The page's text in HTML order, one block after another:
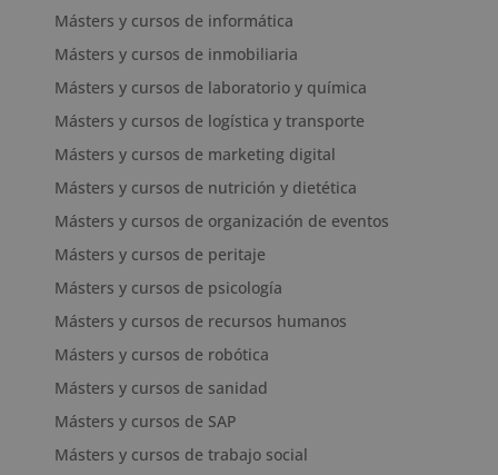
Másters y cursos de informática
Másters y cursos de inmobiliaria
Másters y cursos de laboratorio y química
Másters y cursos de logística y transporte
Másters y cursos de marketing digital
Másters y cursos de nutrición y dietética
Másters y cursos de organización de eventos
Másters y cursos de peritaje
Másters y cursos de psicología
Másters y cursos de recursos humanos
Másters y cursos de robótica
Másters y cursos de sanidad
Másters y cursos de SAP
Másters y cursos de trabajo social